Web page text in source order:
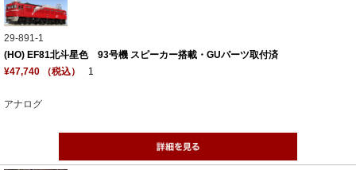
29-891-1
(HO) EF81北斗星色 93号機 スピーカー搭載・GUパーツ取付済
¥47,740 （税込）
1
アナログ